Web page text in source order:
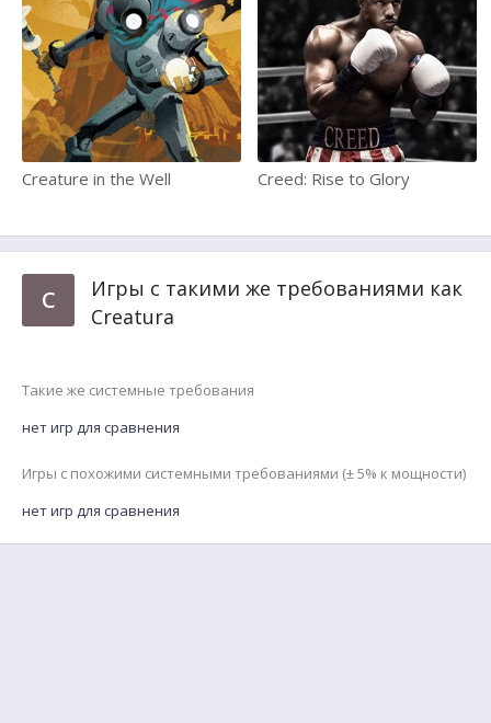
Creature in the Well Creed: Rise to Glory
C
Игры с такими же требованиями как
Creatura
Такие же системные требования
нет игр для сравнения
Игры с похожими системными требованиями (± 5% к мощности)
нет игр для сравнения